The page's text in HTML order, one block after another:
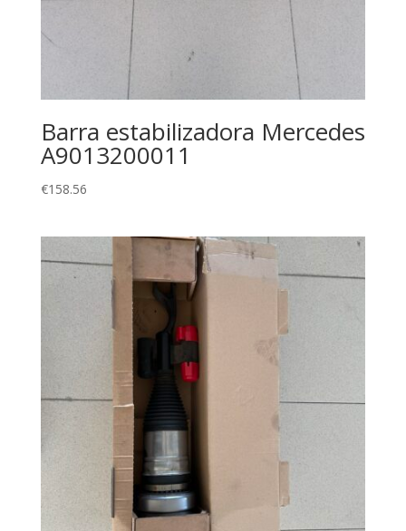
Barra estabilizadora Mercedes
A9013200011
€158.56